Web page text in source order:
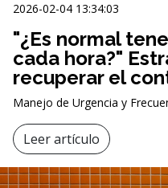
2026-02-04 13:34:03
"¿Es normal
cada hora?"
recuperar el
Manejo de Urgencia y
Leer artículo